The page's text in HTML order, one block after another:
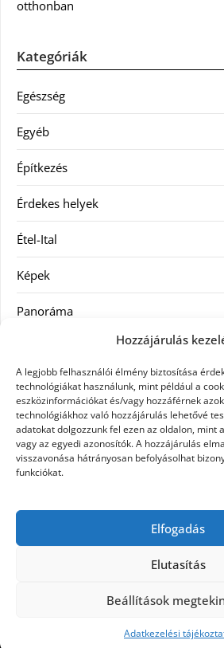
Hozzájárulás
A legjobb felhasználói élmény biztosítása
technológiákat használunk, mint például a
eszközinformációkat és/vagy hozzáférnek
technológiákhoz való hozzájárulás lehetővé
adatokat dolgozzunk fel ezen az oldalon, mint
vagy az egyedi azonosítók. A hozzájárulás
visszavonása hátrányosan befolyásolhat
funkciókat.
Elfogadás
Elutasítás
Beállítások
Adatkezelési
otthonban
Kategóriák
Egészség
Egyéb
Építkezés
Érdekes helyek
Étel-Ital
Képek
Panoráma
Szolgáltatás
Vásárlás
Webáruházak
gin árak
Theme